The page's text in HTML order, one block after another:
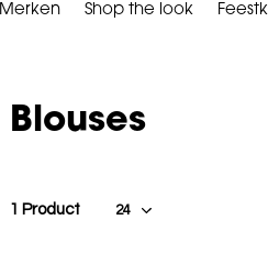
Merken Shop the look
Blouses
1 Product